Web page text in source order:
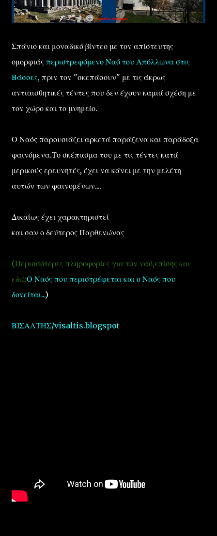
Σπάνιο και μοναδικό βίντεο με τον απίστευτης
ομορφιάς περιστρεφόμενο Ναό του Απόλλωνα στις
Βάσσες, πριν τον "σκεπάσουν" με τις άκρως
αντιαισθητικές τέντες που δεν έχουν καμιά σχέση με
τον χώρο και το μνημείο.
Ο Ναός παρουσιάζει αρκετά παράξενα και παράδοξα
φαινόμενα.Το σκέπασμα του με τις τέντες κατά
μερικούς ερευνητές, έχει να κάνει με την μελέτη
αυτών των φαινομένων....
Δικαίως έχει χαρακτηριστεί
και σαν ο δεύτερος Παρθενώνας
(Περισσότερες πληροφορίες για τον ναό,επίσης και
εδώ:Ο Ναός που περιστρέφεται και ο Ναός που
δονείται...)
ΒΙΣΑΛΤΗΣ/visaltis.blogspot